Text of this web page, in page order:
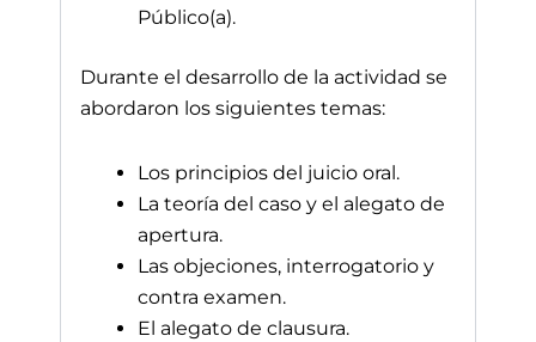
Público(a).
Durante el desarrollo de la actividad se
abordaron los siguientes temas:
Los principios del juicio oral.
La teoría del caso y el alegato de
apertura.
Las objeciones, interrogatorio y
contra examen.
El alegato de clausura.